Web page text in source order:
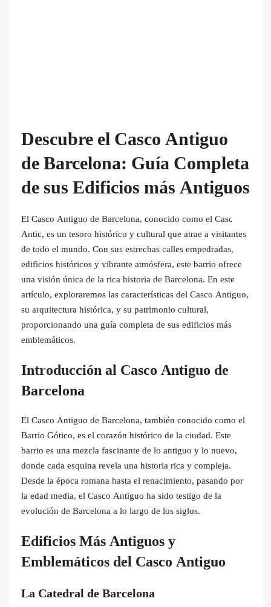
Descubre el Casco Antiguo
de Barcelona: Guía Completa
de sus Edificios más Antiguos
El Casco Antiguo de Barcelona, conocido como el Casc
Antic, es un tesoro histórico y cultural que atrae a visitantes
de todo el mundo. Con sus estrechas calles empedradas,
edificios históricos y vibrante atmósfera, este barrio ofrece
una visión única de la rica historia de Barcelona. En este
artículo, exploraremos las características del Casco Antiguo,
su arquitectura histórica, y su patrimonio cultural,
proporcionando una guía completa de sus edificios más
emblemáticos.
Introducción al Casco Antiguo de
Barcelona
El Casco Antiguo de Barcelona, también conocido como el
Barrio Gótico, es el corazón histórico de la ciudad. Este
barrio es una mezcla fascinante de lo antiguo y lo nuevo,
donde cada esquina revela una historia rica y compleja.
Desde la época romana hasta el renacimiento, pasando por
la edad media, el Casco Antiguo ha sido testigo de la
evolución de Barcelona a lo largo de los siglos.
Edificios Más Antiguos y
Emblemáticos del Casco Antiguo
La Catedral de Barcelona